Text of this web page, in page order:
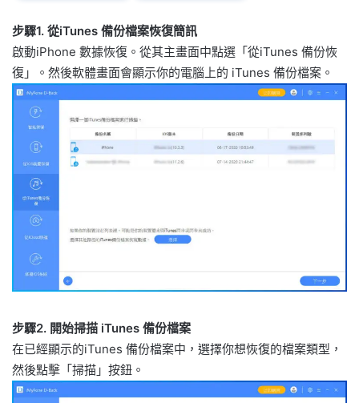
步驟1. 從iTunes 備份檔案恢復簡訊
啟動iPhone 數據恢復。從其主畫面中點選「從iTunes 備份恢
復」。然後軟體畫面會顯示你的電腦上的 iTunes 備份檔案。
步驟2. 開始掃描 iTunes 備份檔案
在已經顯示的iTunes 備份檔案中，選擇你想恢復的檔案類型，
然後點擊「掃描」按鈕。